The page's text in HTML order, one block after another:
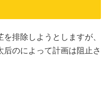
排除しようとしますが、
のによって計画は阻止さ